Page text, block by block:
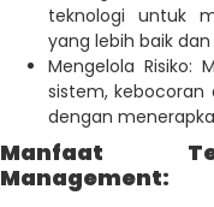
teknologi untuk
yang lebih baik
Mengelola Risiko:
sistem,
dengan
Manfaat
Management: